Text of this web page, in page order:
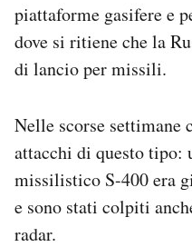
piattaforme gasifere e
dove si ritiene che la
di lancio per missili.
Nelle scorse
attacchi di questo tipo:
missilistico S-400 era
e sono stati colpiti
radar.